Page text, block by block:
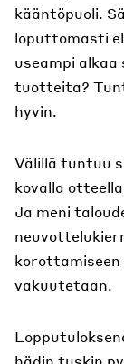
kääntöpuoli.
loputtomasti
useampi
tuotteita?
hyvin.
Välillä tuntuu
kovalla
Ja meni
korottamiseen
vakuutetaan.